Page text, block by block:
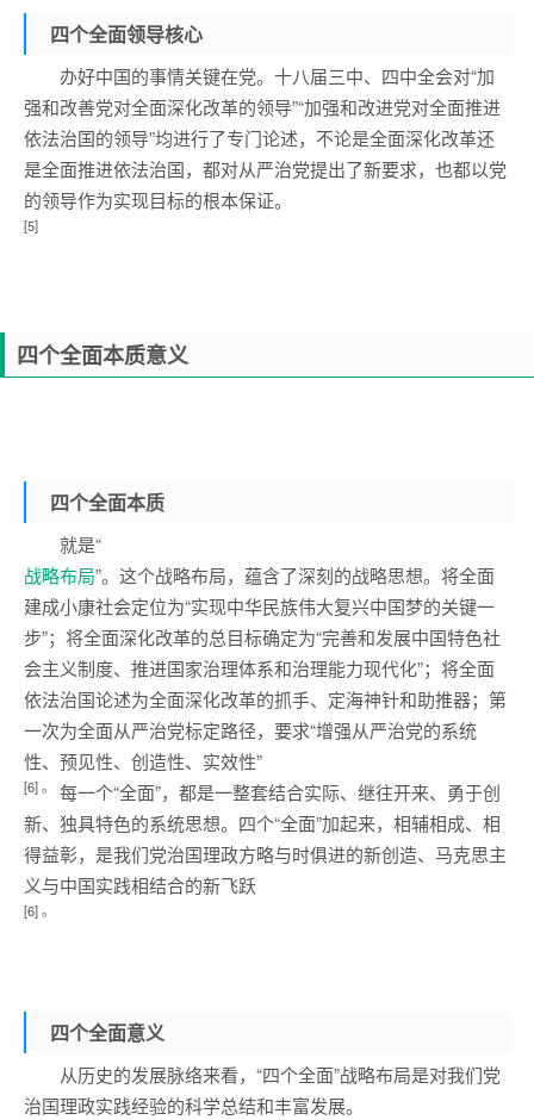
四个全面领导核心
办好中国的事情关键在党。十八届三中、四中全会对“加
强和改善党对全面深化改革的领导”“加强和改进党对全面推进
依法治国的领导”均进行了专门论述，不论是全面深化改革还
是全面推进依法治国，都对从严治党提出了新要求，也都以党
的领导作为实现目标的根本保证。
[5]
四个全面本质意义
四个全面本质
就是“
战略布局”。这个战略布局，蕴含了深刻的战略思想。将全面
建成小康社会定位为“实现中华民族伟大复兴中国梦的关键一
步”；将全面深化改革的总目标确定为“完善和发展中国特色社
会主义制度、推进国家治理体系和治理能力现代化”；将全面
依法治国论述为全面深化改革的抓手、定海神针和助推器；第
一次为全面从严治党标定路径，要求“增强从严治党的系统
性、预见性、创造性、实效性”
[6]。
每一个“全面”，都是一整套结合实际、继往开来、勇于创
新、独具特色的系统思想。四个“全面”加起来，相辅相成、相
得益彰，是我们党治国理政方略与时俱进的新创造、马克思主
义与中国实践相结合的新飞跃
[6]。
四个全面意义
从历史的发展脉络来看，“四个全面”战略布局是对我们党
治国理政实践经验的科学总结和丰富发展。